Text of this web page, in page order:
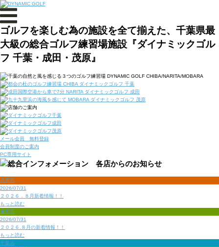
ゴルフを楽しむ為の施設を全て揃えた、千葉県最
大級の総合ゴルフ練習場施設『ダイナミックゴル
フ 千葉・成田・茂原』
メール会員 無料登録
会員制度のご案内
PC専用サイト
茂原店
2026/07/31
２０２６．８月新着情報！！
もっと読む
成田店
2026/07/31
２０２６.８月の新着情報！！
もっと読む
千葉店